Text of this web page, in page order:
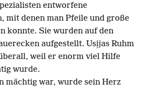
entworfene
mit denen man Pfeile und große
konnte. Sie wurden auf den
aufgestellt. Usịjas Ruhm
weil er enorm viel Hilfe
wurde.
mächtig war, wurde sein Herz